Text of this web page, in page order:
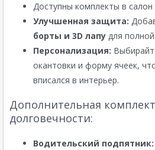
Доступны комплекты в салон
Улучшенная защита:
борты и 3D лапу для
Персонализация:
окантовки и форму ячеек,
вписался в интерьер.
Дополнительная
долговечности:
Водительский подпятник: